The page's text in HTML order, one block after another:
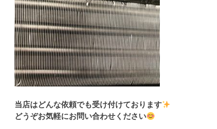
当店はどんな依頼でも受け付けております
どうぞお気軽にお問い合わせください